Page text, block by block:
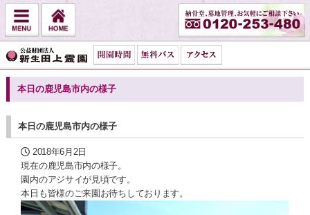
本日の鹿児島市内の様子
本日の鹿児島市内の様子
2018年6月2日
現在の鹿児島市内の様子。
園内のアジサイが見頃です。
本日も皆様のご来園お待ちしております。